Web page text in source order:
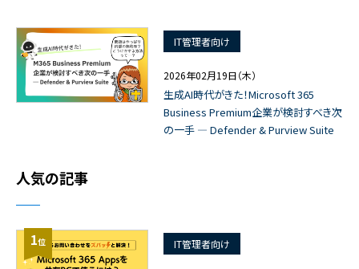
IT管理者向け
2026年02月19日（木）
生成AI時代がきた！Microsoft 365
Business Premium企業が検討すべき次
の一手 ― Defender & Purview Suite
人気の記事
1位 IT管理者向け